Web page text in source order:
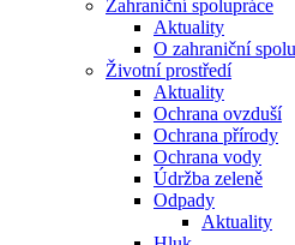
Zahraniční spolupráce
Aktuality
O zahraniční
Životní prostředí
Aktuality
Ochrana ovzduší
Ochrana přírody
Ochrana vody
Údržba zeleně
Odpady
Aktuality